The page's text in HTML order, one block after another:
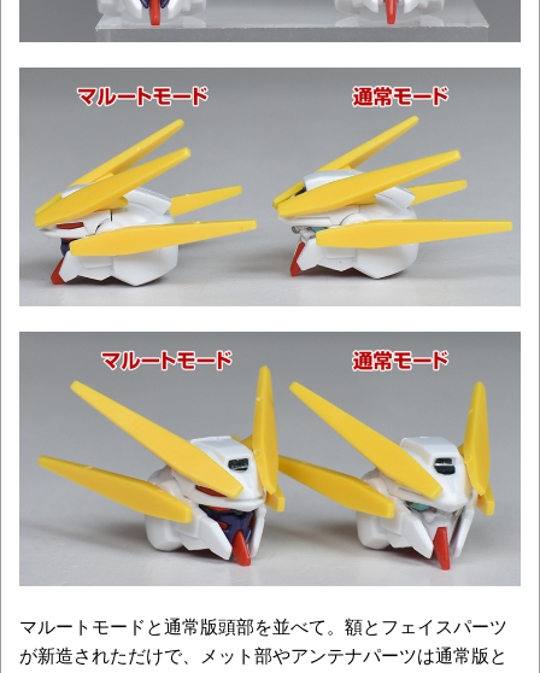
マルートモードと通常版頭部を並べて。額とフェイスパーツ
が新造されただけで、メット部やアンテナパーツは通常版と